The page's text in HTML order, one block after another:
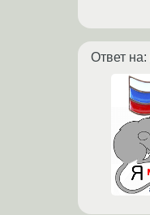
Ответ на: